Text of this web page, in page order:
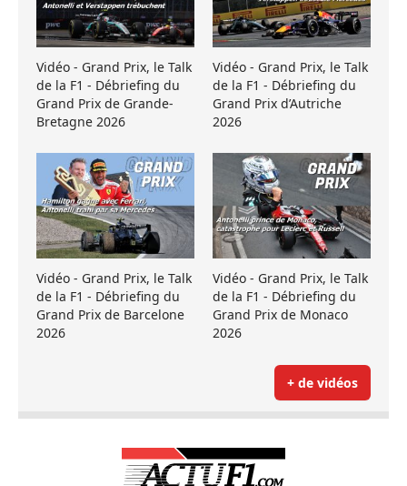
Vidéo - Grand Prix, le Talk
de la F1 - Débriefing du
Grand Prix de Grande-
Bretagne 2026
Vidéo - Grand Prix, le Talk
de la F1 - Débriefing du
Grand Prix d’Autriche
2026
Vidéo - Grand Prix, le Talk
de la F1 - Débriefing du
Grand Prix de Barcelone
2026
Vidéo - Grand Prix, le Talk
de la F1 - Débriefing du
Grand Prix de Monaco
2026
+ de vidéos